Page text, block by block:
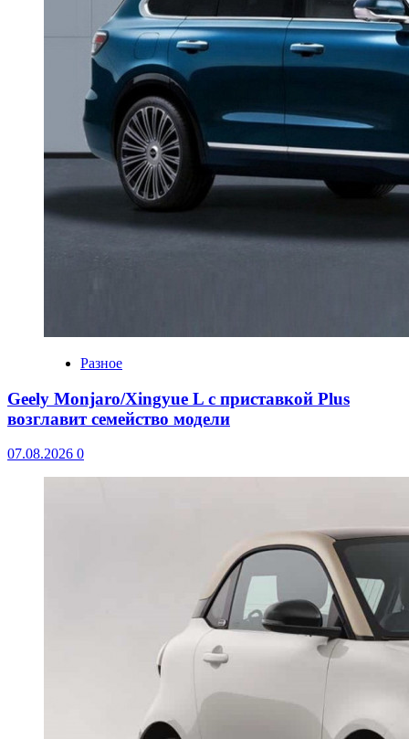
Разное
Geely Monjaro/Xingyue L с приставкой Plus
возглавит семейство модели
07.08.2026 0